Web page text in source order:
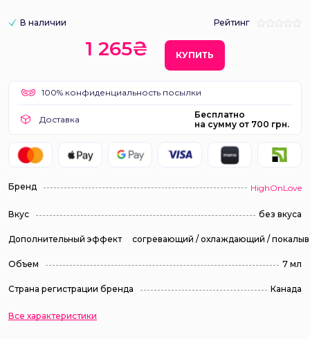
В наличии Рейтинг
1 265₴ КУПИТЬ
100% конфиденциальность посылки
Доставка
Бесплатно
на сумму от 700 грн.
Бренд HighOnLove
Вкус без вкуса
Дополнительный эффект согревающий / охлаждающий /
Объем 7 мл
Страна регистрации бренда Канада
Все характеристики